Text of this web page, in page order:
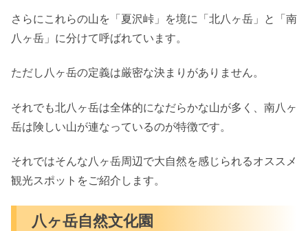
さらにこれらの山を「夏沢峠」を境に「北八ヶ岳」と「南
八ヶ岳」に分けて呼ばれています。
ただし八ヶ岳の定義は厳密な決まりがありません。
それでも北八ヶ岳は全体的になだらかな山が多く、南八ヶ
岳は険しい山が連なっているのが特徴です。
それではそんな八ヶ岳周辺で大自然を感じられるオススメ
観光スポットをご紹介します。
八ヶ岳自然文化園